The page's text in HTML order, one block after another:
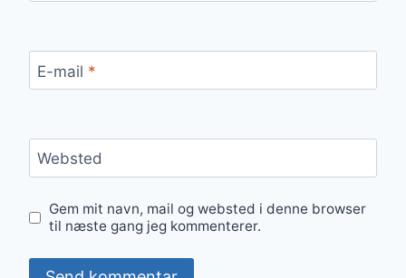
E-mail *
Websted
Gem mit navn, mail og websted i denne browser
til næste gang jeg kommenterer.